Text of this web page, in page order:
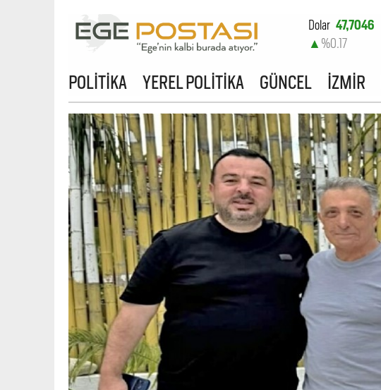
Dolar 47,7046
▲ %0.17
%0.19
POLİTİKA YEREL POLİTİKA GÜNCEL İZMİR